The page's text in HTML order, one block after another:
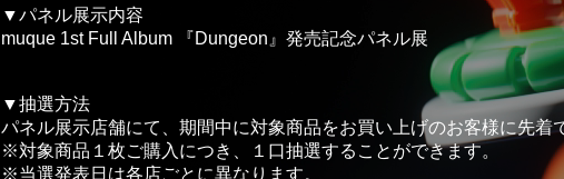
▼パネル展示内容
muque 1st Full Album 『Dungeon』発売記念パネル展
▼抽選方法
パネル展示店舗にて、期間中に対象商品をお買い上げのお客様に先着
※対象商品１枚ご購入につき、１口抽選することができます。
※当選発表日は各店ごとに異なります。